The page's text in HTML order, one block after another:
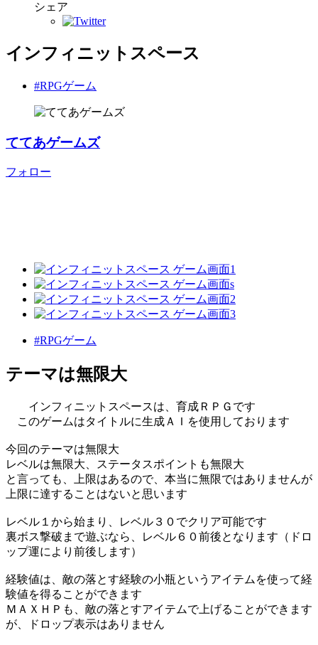
シェア
インフィニットスペース
#RPGゲーム
ててあゲームズ
フォロー
#RPGゲーム
テーマは無限大
インフィニットスペースは、育成ＲＰＧです
このゲームはタイトルに生成ＡＩを使用しております
今回のテーマは無限大
レベルは無限大、ステータスポイントも無限大
と言っても、上限はあるので、本当に無限ではありませんが
上限に達することはないと思います
レベル１から始まり、レベル３０でクリア可能です
裏ボス撃破まで遊ぶなら、レベル６０前後となります（ドロ
ップ運により前後します）
経験値は、敵の落とす経験の小瓶というアイテムを使って経
験値を得ることができます
ＭＡＸＨＰも、敵の落とすアイテムで上げることができます
が、ドロップ表示はありません